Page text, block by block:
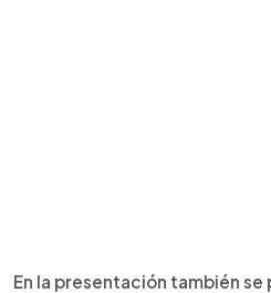
En la presentación también